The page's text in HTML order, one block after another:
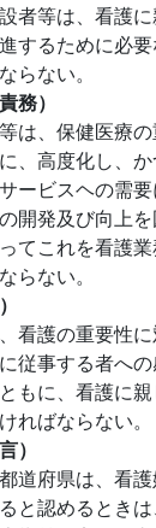
者等は、看護
するために必
らない。
務）
は、保健医療
、高度化し、
ービスヘの需
開発及び向上
てこれを看護
らない。
看護の重要性
従事する者へ
もに、看護に
ればならない。
）
道府県は、看
と認めるとき